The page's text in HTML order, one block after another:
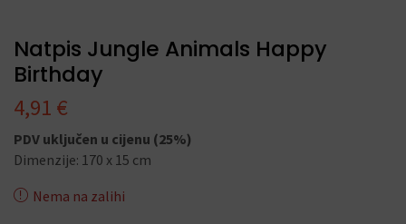
Natpis Jungle Animals Happy
Birthday
4,91 €
PDV uključen u cijenu (25%)
Dimenzije: 170 x 15 cm
Nema na zalihi